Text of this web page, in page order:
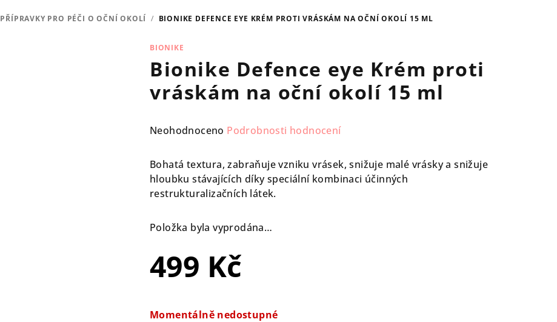
PŘÍPRAVKY PRO PÉČI O OČNÍ OKOLÍ / BIONIKE DEFENCE EYE KRÉM PROTI VRÁSKÁM NA OČNÍ OKOLÍ 15 ML
BIONIKE
Bionike Defence eye Krém proti
vráskám na oční okolí 15 ml
Průměrné
produktu
je
hvězdiček.
Neohodnoceno Podrobnosti hodnocení
Bohatá textura, zabraňuje vzniku vrásek, snižuje malé vrásky a snižuje
hloubku stávajících díky speciální kombinaci účinných
restrukturalizačních látek.
Položka byla vyprodána…
499 Kč
cena:
Momentálně nedostupné